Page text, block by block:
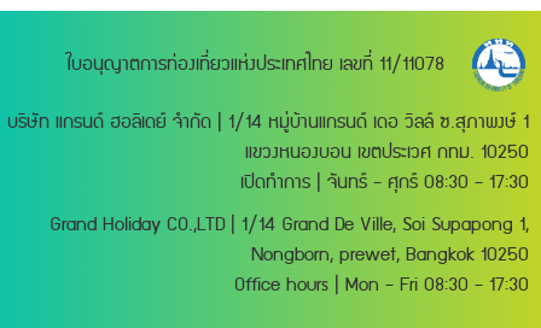
ใบอนุญาตการท่องเที่ยวแห่งประเทศไทย เลขที่ 11/11078
บริษัท แกรนด์ ฮอลิเดย์ จำกัด | 1/14 หมู่บ้านแกรนด์ เดอ วิลล์ ซ.สุภาพงษ์ 1
แขวงหนองบอน เขตประเวศ กทม. 10250
เปิดทำการ | จันทร์ - ศุกร์ 08:30 - 17:30
Grand Holiday CO.,LTD | 1/14 Grand De Ville, Soi Supapong 1,
Nongborn, prewet, Bangkok 10250
Office hours | Mon - Fri 08:30 - 17:30